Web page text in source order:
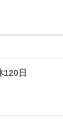
日